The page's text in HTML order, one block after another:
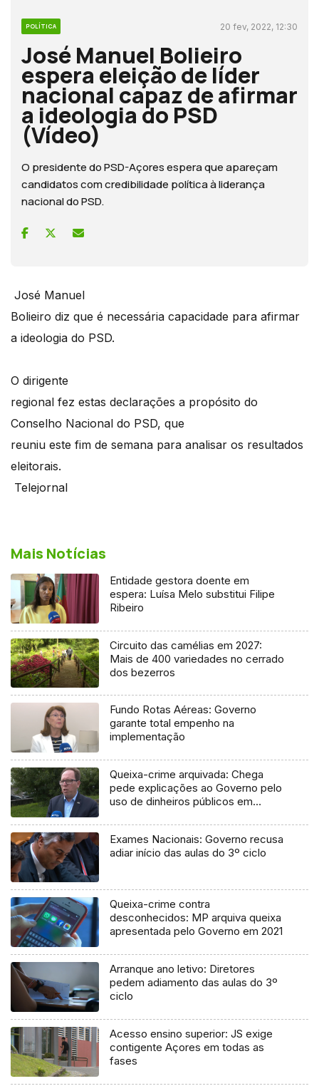
POLÍTICA 20 fev, 2022, 12:30
José Manuel Bolieiro
espera eleição de líder
nacional capaz de afirmar
a ideologia do PSD
(Vídeo)
O presidente do PSD-Açores espera que apareçam
candidatos com credibilidade política à liderança
nacional do PSD.
José Manuel
Bolieiro diz que é necessária capacidade para afirmar
a ideologia do PSD.
O dirigente
regional fez estas declarações a propósito do
Conselho Nacional do PSD, que
reuniu este fim de semana para analisar os resultados
eleitorais.
Telejornal
Mais Notícias
Entidade gestora doente em
espera: Luísa Melo substitui Filipe
Ribeiro
Circuito das camélias em 2027:
Mais de 400 variedades no cerrado
dos bezerros
Fundo Rotas Aéreas: Governo
garante total empenho na
implementação
Queixa-crime arquivada: Chega
pede explicações ao Governo pelo
uso de dinheiros públicos em
Exames Nacionais: Governo recusa
adiar início das aulas do 3º ciclo
Queixa-crime contra
desconhecidos: MP arquiva queixa
apresentada pelo Governo em 2021
Arranque ano letivo: Diretores
pedem adiamento das aulas do 3º
ciclo
Acesso ensino superior: JS exige
contigente Açores em todas as
fases